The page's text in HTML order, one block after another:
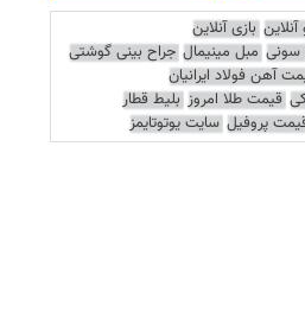
آنلاین بازی آنلاین
سونی مبل مینیمال جراح بینی گوشتی
آهن فولاد ایرانیان
قیمت طلا امروز بلیط قطار
پروفیل سایت یوتوتایمز